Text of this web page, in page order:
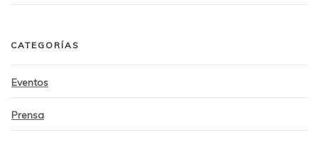
CATEGORÍAS
Eventos
Prensa